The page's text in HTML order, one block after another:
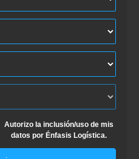
Autorizo la inclusión/uso de mis
datos por Énfasis Logística.